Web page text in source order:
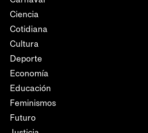
Ciencia
Cotidiana
Cultura
Deporte
Economía
Educación
Feminismos
Futuro